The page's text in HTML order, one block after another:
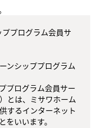
ンシッププログラム
プログラム会員サー
とは、ミサワホーム
するインターネット
をいいます。